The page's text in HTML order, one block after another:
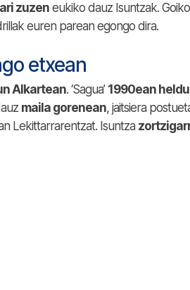
zuzeneukiko dauz Isuntzak.
euren parean egongo dira.
etxean
Alkartean. ‘Sagua’ 1990ean
maila gorenean, jaitsiera
Lekittarrarentzat. Isuntza